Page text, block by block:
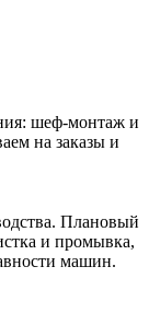
шеф-монтаж и
на заказы и
Плановый
и промывка,
машин.